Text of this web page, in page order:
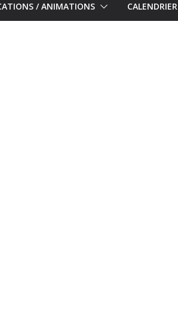
/ ANIMATIONS CALENDRIER